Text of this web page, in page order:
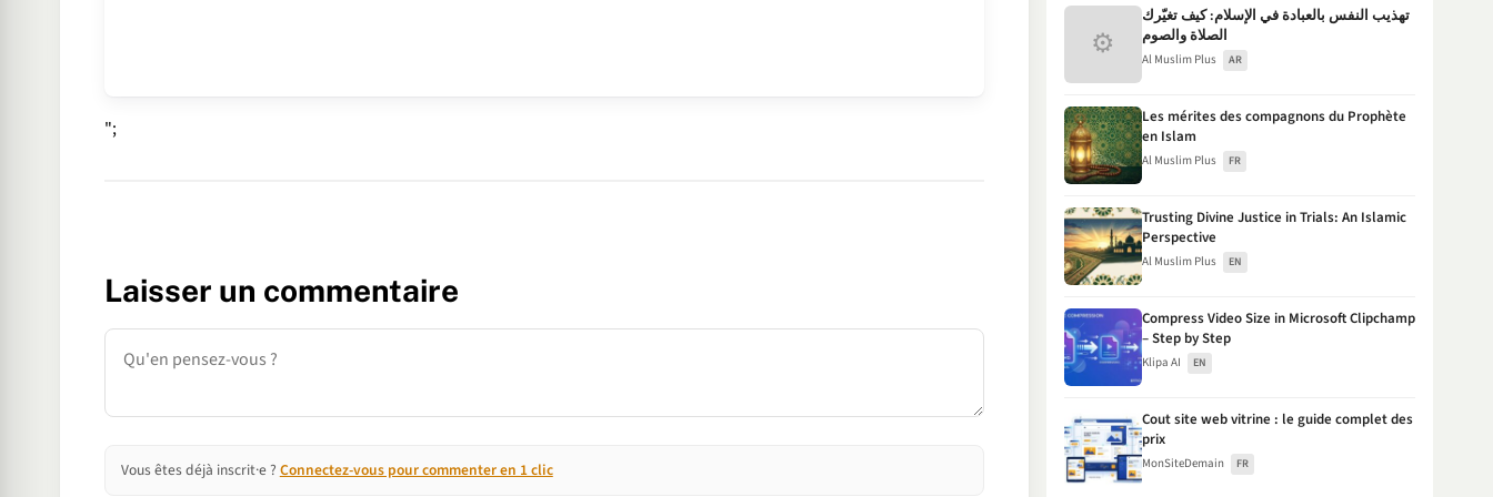
";
Laisser un commentaire
Commentaire
Vous êtes déjà inscrit·e ? Connectez-vous pour commenter en 1 clic
⚙
تهذيب النفس بالعبادة في الإسلام: كيف تغيّرك
الصلاة والصوم
Al Muslim Plus AR
Les mérites des compagnons du Prophète
en Islam
Al Muslim Plus FR
Trusting Divine Justice in Trials: An Islamic
Perspective
Al Muslim Plus EN
Compress Video Size in Microsoft Clipchamp
– Step by Step
Klipa AI EN
Cout site web vitrine : le guide complet des
prix
MonSiteDemain FR